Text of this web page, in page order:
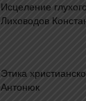
Исцеление
Лиховодов
Этика
Антонюк